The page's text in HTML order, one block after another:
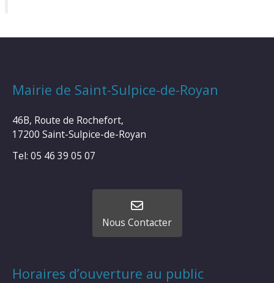
Mairie de Saint-Sulpice-de-Royan
46B, Route de Rochefort,
17200 Saint-Sulpice-de-Royan
Tel: 05 46 39 05 07
Nous Contacter
Horaires d’ouverture au public